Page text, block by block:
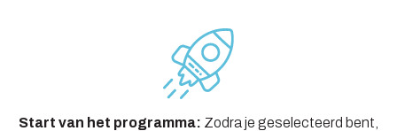
Start van het programma: Zodra je geselecteerd bent,